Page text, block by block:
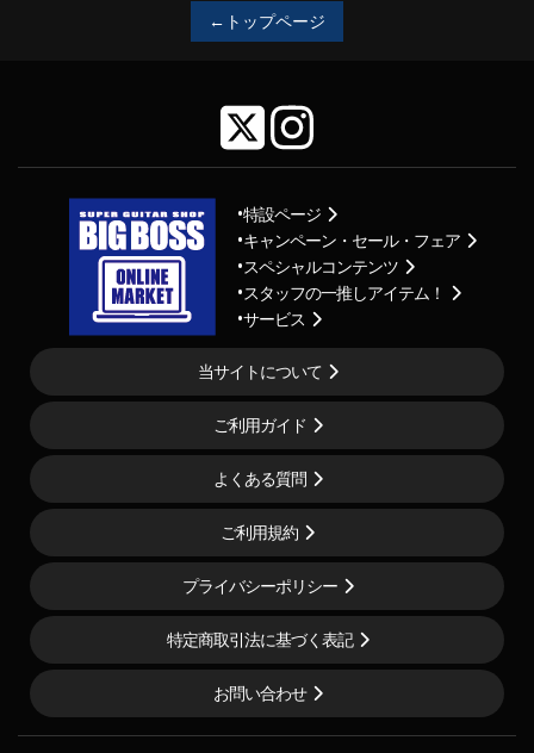
←トップページ
特設ページ
キャンペーン・セール・フェア
スペシャルコンテンツ
スタッフの一推しアイテム！
サービス
当サイトについて
ご利用ガイド
よくある質問
ご利用規約
プライバシーポリシー
特定商取引法に基づく表記
お問い合わせ